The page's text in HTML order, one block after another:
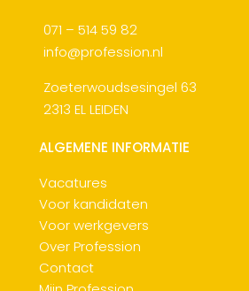
071 – 514 59 82
info@profession.nl
Zoeterwoudsesingel 63
2313 EL LEIDEN
ALGEMENE INFORMATIE
Vacatures
Voor kandidaten
Voor werkgevers
Over Profession
Contact